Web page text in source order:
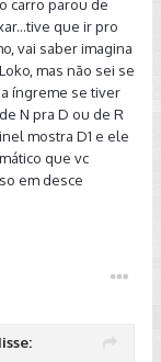
carro parou de
que ir pro
vai saber imagina
mas não sei se
íngreme se tiver
N pra D ou de R
mostra D1 e ele
que vc
em desce